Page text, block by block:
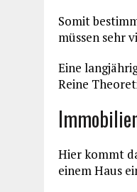
Somit
müssen sehr
Eine
Reine
Hier kommt
einem Haus